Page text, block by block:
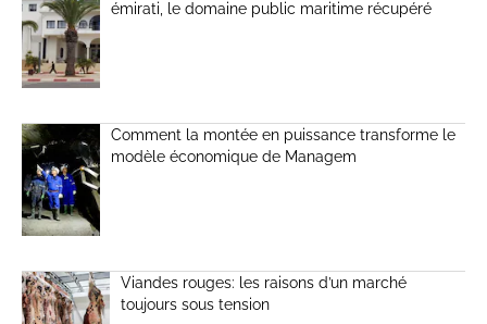
émirati, le domaine public maritime récupéré
Comment la montée en puissance transforme le
modèle économique de Managem
Viandes rouges: les raisons d’un marché
toujours sous tension